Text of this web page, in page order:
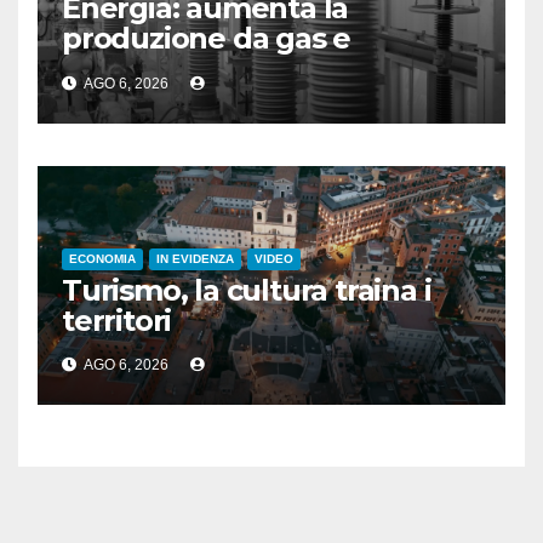
Energia: aumenta la
produzione da gas e
fotovoltaico
AGO 6, 2026
ECONOMIA IN EVIDENZA VIDEO
Turismo, la cultura traina i
territori
AGO 6, 2026